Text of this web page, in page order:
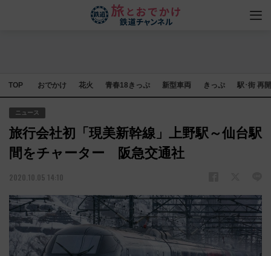
TOP おでかけ 花火 青春18きっぷ 新型車両 きっぷ 駅･街 再
ニュース
旅行会社初「現美新幹線」上野駅～仙台駅
間をチャーター 阪急交通社
2020.10.05 14:10